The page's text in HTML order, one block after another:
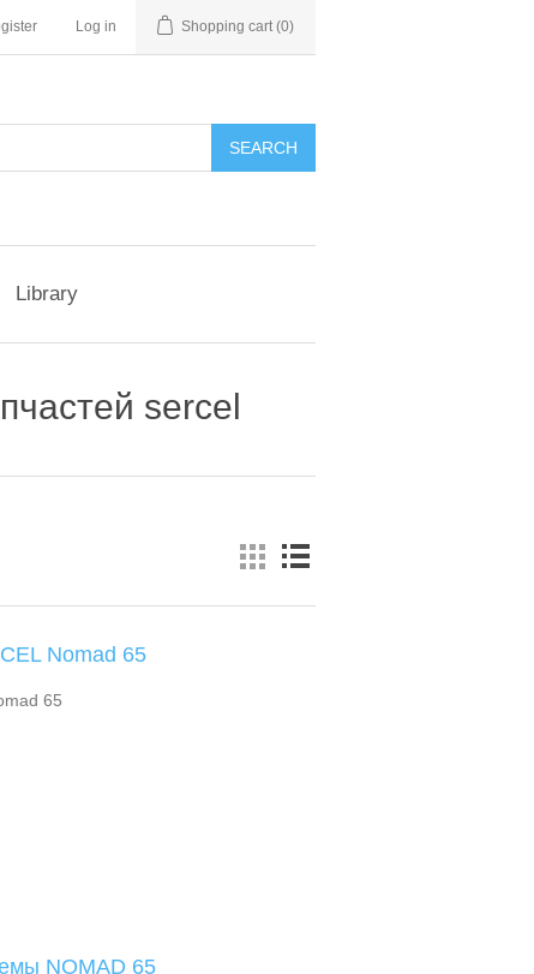
Log in Shopping cart (0)
Library
sercel
Nomad 65
65
NOMAD 65